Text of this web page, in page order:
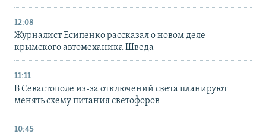
12:08
Журналист Есипенко рассказал о новом деле
крымского автомеханика Шведа
11:11
В Севастополе из-за отключений света планируют
менять схему питания светофоров
10:45